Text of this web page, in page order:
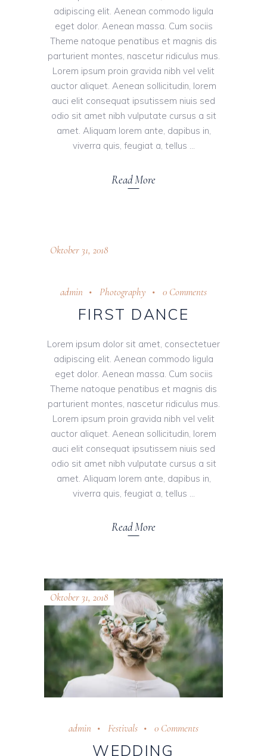
adipiscing elit. Aenean commodo ligula
eget dolor. Aenean massa. Cum sociis
Theme natoque penatibus et magnis dis
parturient montes, nascetur ridiculus mus.
Lorem ipsum proin gravida nibh vel velit
auctor aliquet. Aenean sollicitudin, lorem
auci elit consequat ipsutissem niuis sed
odio sit amet nibh vulputate cursus a sit
amet. Aliquam lorem ante, dapibus in,
viverra quis, feugiat a, tellus
Read More
Oktober 31, 2018
admin Photography 0 Comments
FIRST DANCE
Lorem ipsum dolor sit amet, consectetuer
adipiscing elit. Aenean commodo ligula
eget dolor. Aenean massa. Cum sociis
Theme natoque penatibus et magnis dis
parturient montes, nascetur ridiculus mus.
Lorem ipsum proin gravida nibh vel velit
auctor aliquet. Aenean sollicitudin, lorem
auci elit consequat ipsutissem niuis sed
odio sit amet nibh vulputate cursus a sit
amet. Aliquam lorem ante, dapibus in,
viverra quis, feugiat a, tellus
Read More
Oktober 31, 2018
admin Festivals 0 Comments
WEDDING